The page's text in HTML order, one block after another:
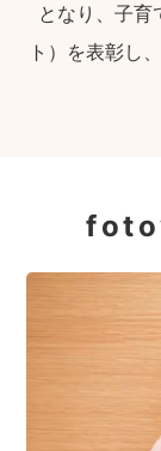
となり、子育
ト）を表彰し